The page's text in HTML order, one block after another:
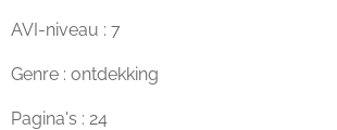
AVI-niveau : 7
Genre : ontdekking
Pagina's : 24